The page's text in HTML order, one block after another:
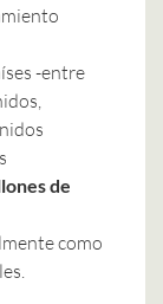
-entre
de
como